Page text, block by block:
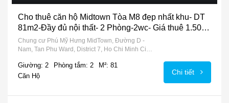
Cho thuê căn hộ Midtown Tòa M8 đẹp nhất khu- DT
81m2-Đầy đủ nội thất- 2 Phòng-2wc- Giá thuê 1.500
USD/Tháng
Chung cư Phú Mỹ Hưng MidTown, Đường D -
Nam, Tan Phu Ward, District 7, Ho Chi Minh City,
Giường: 2 Phòng tắm: 2
M²: 81
Căn Hộ
Chi tiết